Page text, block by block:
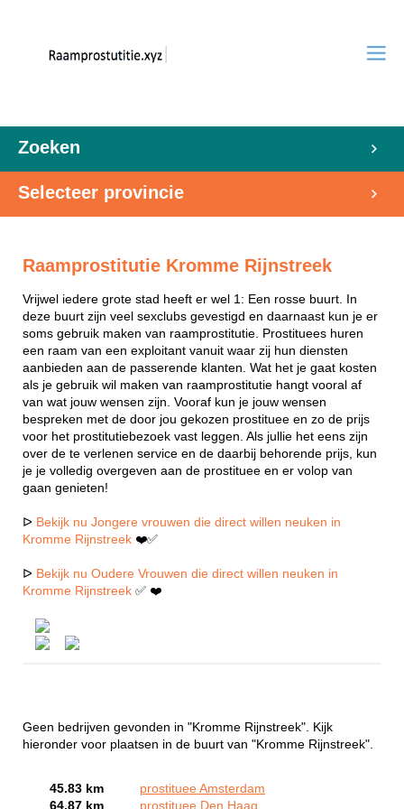
Zoeken
Selecteer provincie
Raamprostitutie Kromme Rijnstreek
Vrijwel iedere grote stad heeft er wel 1: Een rosse buurt. In
deze buurt zijn veel sexclubs gevestigd en daarnaast kun je er
soms gebruik maken van raamprostitutie. Prostituees huren
een raam van een exploitant vanuit waar zij hun diensten
aanbieden aan de passerende klanten. Wat het je gaat kosten
als je gebruik wil maken van raamprostitutie hangt vooral af
van wat jouw wensen zijn. Vooraf kun je jouw wensen
bespreken met de door jou gekozen prostituee en zo de prijs
voor het prostitutiebezoek vast leggen. Als jullie het eens zijn
over de te verlenen service en de daarbij behorende prijs, kun
je je volledig overgeven aan de prostituee en er volop van
gaan genieten!
ᐅ Bekijk nu Jongere vrouwen die direct willen neuken in
Kromme Rijnstreek ❤️✅
ᐅ Bekijk nu Oudere Vrouwen die direct willen neuken in
Kromme Rijnstreek ✅ ❤️
Geen bedrijven gevonden in "Kromme Rijnstreek". Kijk
hieronder voor plaatsen in de buurt van "Kromme Rijnstreek".
45.83 km
prostituee Amsterdam
64.87 km
prostituee Den Haag